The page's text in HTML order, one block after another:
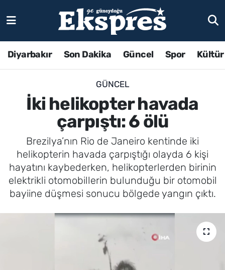
Diyarbakır Son Dakika Güncel Spor
GÜNCEL
İki helikopter havada
çarpıştı: 6 ölü
Brezilya’nın Rio de Janeiro kentinde iki
helikopterin havada çarpıştığı olayda 6 kişi
hayatını kaybederken, helikopterlerden birinin
elektrikli otomobillerin bulunduğu bir otomobil
bayiine düşmesi sonucu bölgede yangın çıktı.